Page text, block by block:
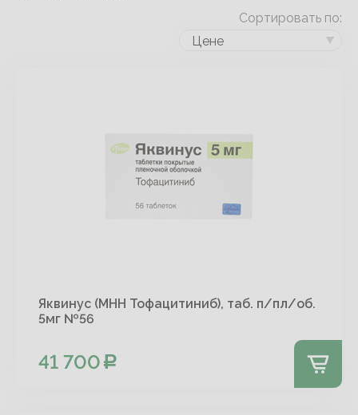
Сортировать по:
Цене
Яквинус (МНН Тофацитиниб), таб. п/пл/об.
5мг №56
41 700